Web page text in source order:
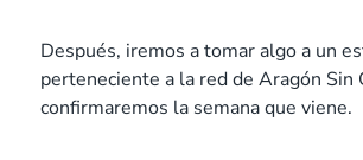
Después, iremos a tomar algo a un
perteneciente a la red de Aragón Sin
confirmaremos la semana que viene.